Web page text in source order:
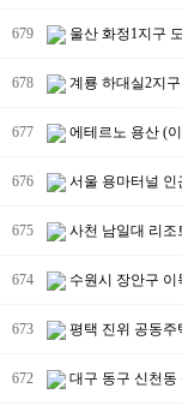
679 울산 화정1지구
678 계룡 하대실2지
677 에테르노 용산 (
676 서울 용마터널 인
675 사천 남일대 리조
674 수원시 장안구 이
673 평택 진위 공동주
672 대구 동구 신천